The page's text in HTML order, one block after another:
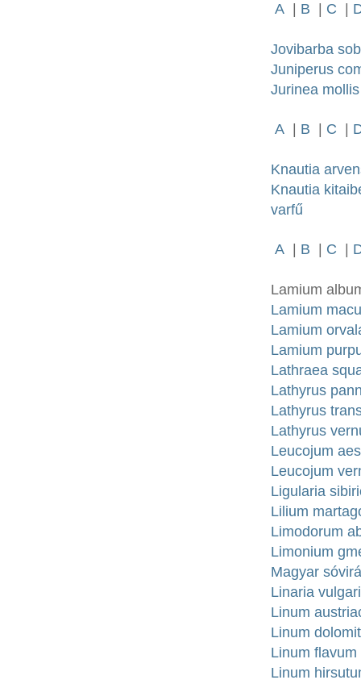
A B C
Jovibarba
Juniperus
Jurinea
A B C
Knautia
Knautia
varfű
A B C
Lamium
Lamium
Lamium
Lamium
Lathraea
Lathyrus
Lathyrus
Lathyrus
Leucojum
Leucojum
Ligularia
Lilium
Limodorum
Limonium
Magyar
Linaria
Linum
Linum
Linum
Linum